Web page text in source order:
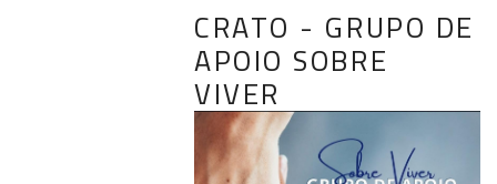
CRATO - GRUPO DE
APOIO SOBRE
VIVER